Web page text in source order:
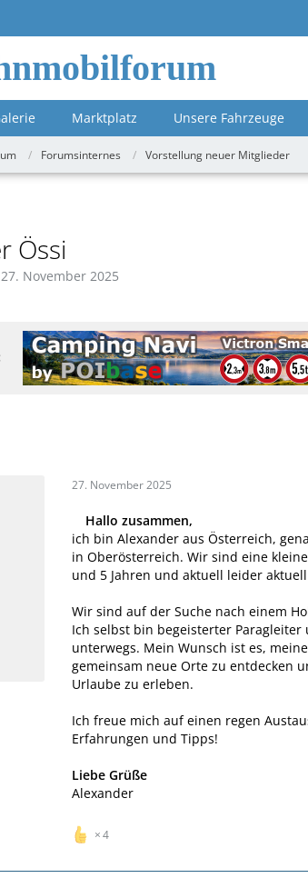
Marktplatz Unsere Fahrzeuge
Forumsinternes Vorstellung neuer Mitglieder
Össi
27. November 2025
27. November 2025
Hallo zusammen,
ich bin Alexander aus Österreich,
in Oberösterreich. Wir sind eine
und 5 Jahren und aktuell leider
Wir sind auf der Suche nach einem
Ich selbst bin begeisterter
unterwegs. Mein Wunsch ist es,
gemeinsam neue Orte zu entdecken
Urlaube zu erleben.
Ich freue mich auf einen regen
Erfahrungen und Tipps!
Liebe Grüße
Alexander
4